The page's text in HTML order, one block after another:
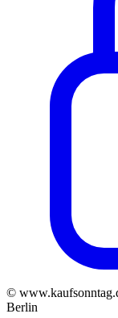
©
Berlin